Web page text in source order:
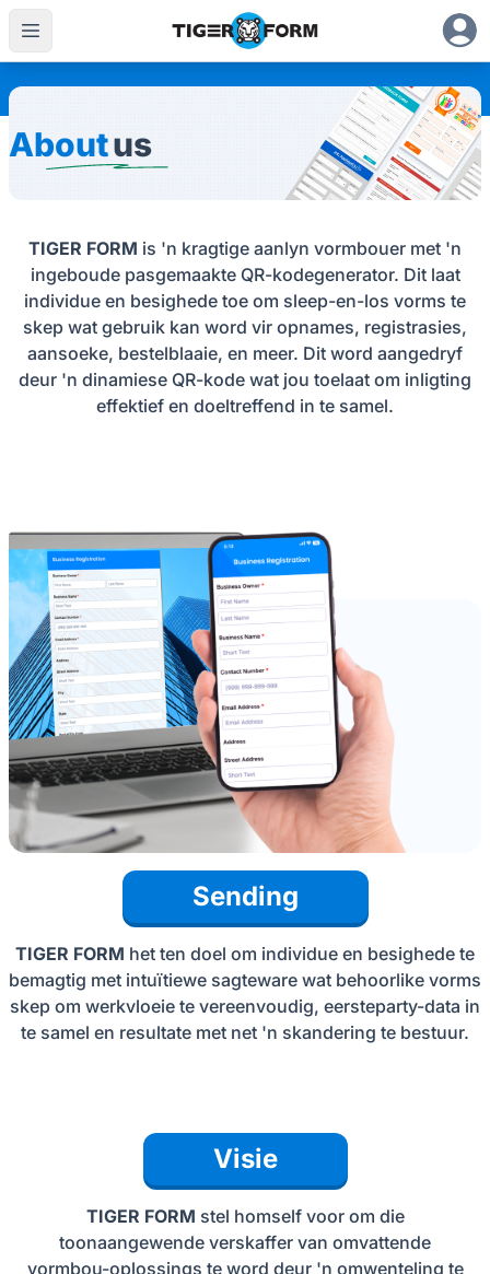
Aboutus
TIGER FORM is 'n kragtige aanlyn vormbouer met 'n
ingeboude pasgemaakte QR-kodegenerator. Dit laat
individue en besighede toe om sleep-en-los vorms te
skep wat gebruik kan word vir opnames, registrasies,
aansoeke, bestelblaaie, en meer. Dit word aangedryf
deur 'n dinamiese QR-kode wat jou toelaat om inligting
effektief en doeltreffend in te samel.
Sending
TIGER FORM het ten doel om individue en besighede te
bemagtig met intuïtiewe sagteware wat behoorlike vorms
skep om werkvloeie te vereenvoudig, eersteparty-data in
te samel en resultate met net 'n skandering te bestuur.
Visie
TIGER FORM stel homself voor om die
toonaangewende verskaffer van omvattende
vormbou-oplossings te word deur 'n omwenteling te